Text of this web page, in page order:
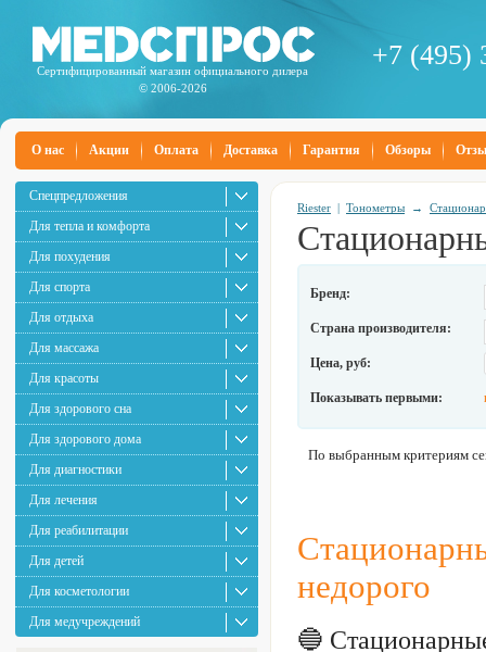
Сертифицированный магазин официального дилера
© 2006-2026
+7 (495)
О нас Акции Оплата Доставка Гарантия Обзоры
Спецпредложения
Для тепла и комфорта
Для похудения
Для спорта
Для отдыха
Для массажа
Для красоты
Для здорового сна
Для здорового дома
Для диагностики
Для лечения
Для реабилитации
Для детей
Для косметологии
Для медучреждений
Riester | Тонометры →
Бренд:
Страна производителя:
Цена, руб:
Показывать первыми:
По выбранным критериям
недорого
🔵